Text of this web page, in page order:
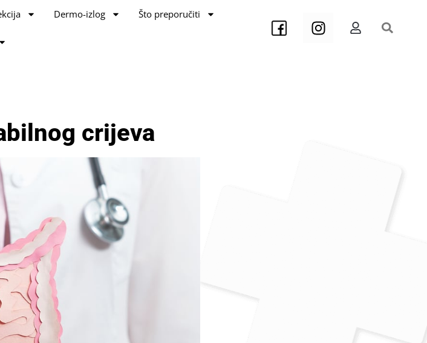
Dermo-izlog Što preporučiti
crijeva